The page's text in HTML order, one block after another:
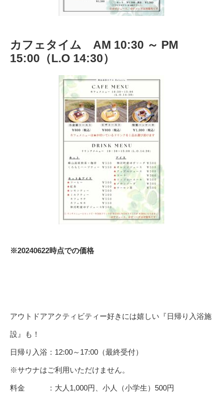
カフェタイム AM 10:30 ～ PM
15:00（L.O 14:30）
※20240622時点での価格
アウトドアアクティビティー好きには嬉しい『日帰り入浴施
設』も！
日帰り入浴：12:00～17:00（最終受付）
※サウナはご利用いただけません。
料金 ：大人1,000円、小人（小学生）500円